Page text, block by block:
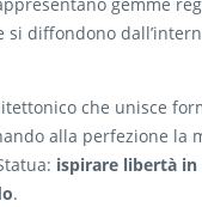
si diffondono
che unisce
alla perfezione la
ispirare libertà in
.